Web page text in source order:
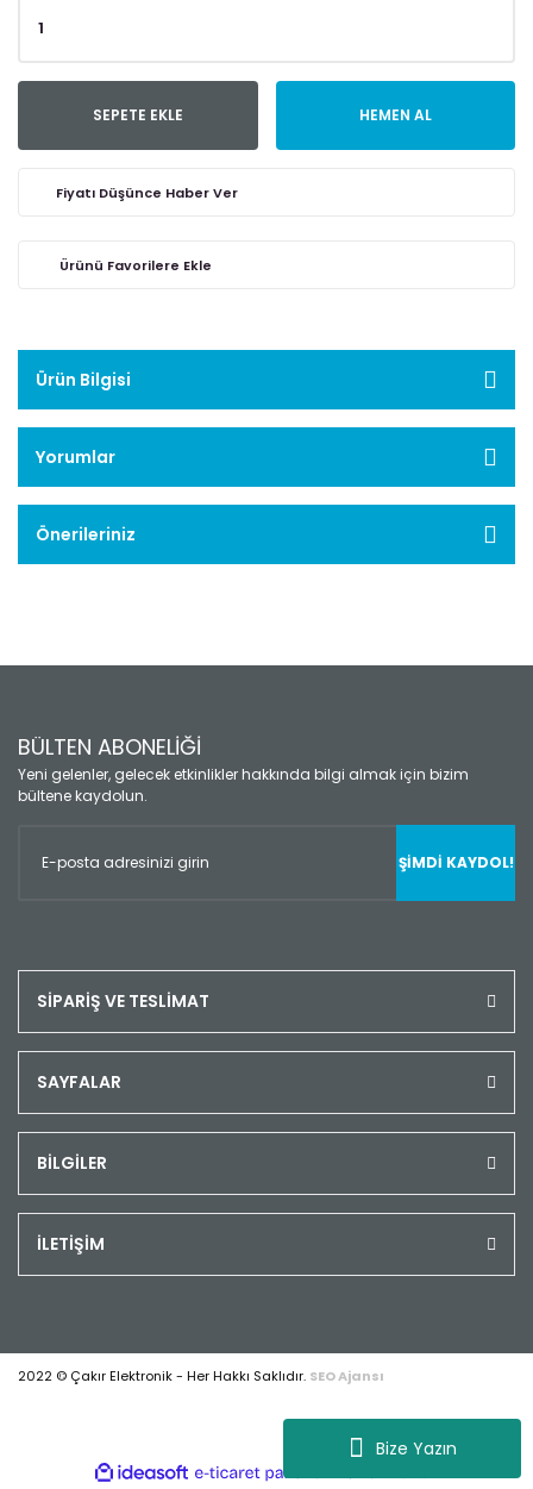
Bize Yazın
SEPETE EKLE HEMEN AL
Fiyatı Düşünce Haber Ver
Ürün Bilgisi
Yorumlar
Önerileriniz
BÜLTEN ABONELİĞİ
Yeni gelenler, gelecek etkinlikler hakkında bilgi almak için bizim
bültene kaydolun.
ŞİMDİ KAYDOL!
SİPARİŞ VE TESLİMAT
SAYFALAR
BİLGİLER
İLETİŞİM
2022 © Çakır Elektronik - Her Hakkı Saklıdır. SEO Ajansı
ideasoft